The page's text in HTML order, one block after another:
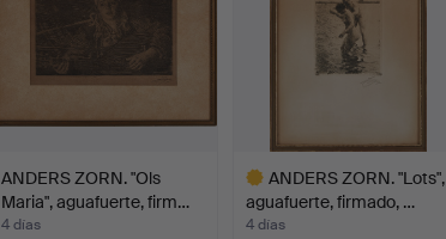
ANDERS ZORN. "Ols
Maria", aguafuerte, firm…
4 días
ANDERS ZORN. "Lots",
aguafuerte, firmado, …
4 días